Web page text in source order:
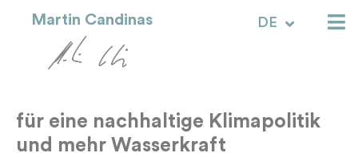
Martin Candinas DE
RM
für eine nachhaltige Klimapolitik
und mehr Wasserkraft